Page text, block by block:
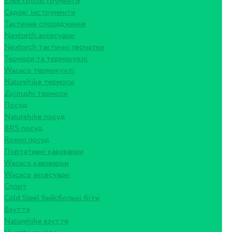
Садові інструменти
Тактичне спорядження
Nextorch аксесуари
Nextorch тактичні перчатки
Термоси та термокухлі
Wacaco термокухлі
Naturehike термоси
Zojirushi термоси
Посуд
Naturehike посуд
BRS посуд
Roxon посуд
Портативні кавоварки
Wacaco кавоварки
Wacaco аксесуари
Спорт
Cold Steel бейсбольні біти
Взуття
Naturehike взуття